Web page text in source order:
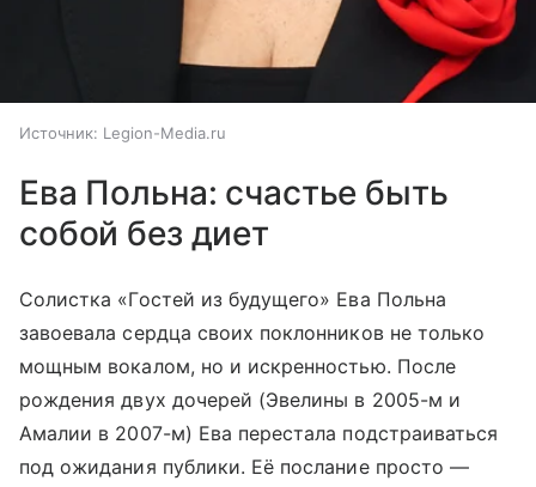
Источник: Legion-Media.ru
Ева Польна: счастье быть
собой без диет
Солистка «Гостей из будущего» Ева Польна
завоевала сердца своих поклонников не только
мощным вокалом, но и искренностью. После
рождения двух дочерей (Эвелины в 2005-м и
Амалии в 2007-м) Ева перестала подстраиваться
под ожидания публики. Её послание просто —